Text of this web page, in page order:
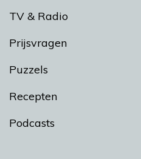
TV & Radio
Prijsvragen
Puzzels
Recepten
Podcasts